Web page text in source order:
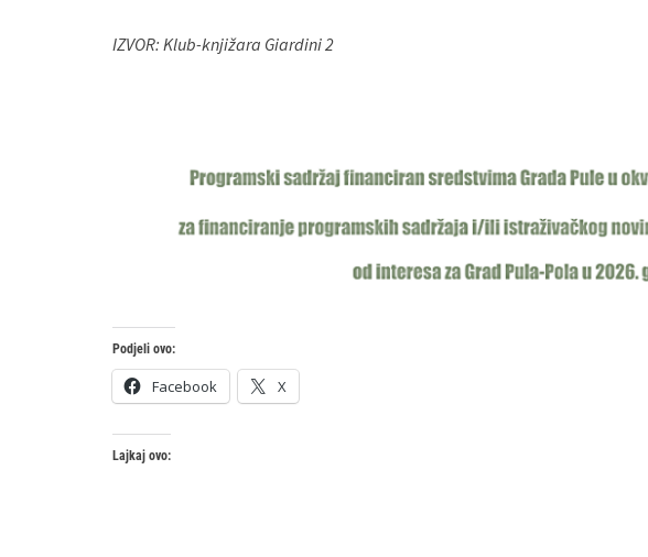
IZVOR: Klub‑knjižara Giardini 2
Podjeli ovo:
Facebook X
Lajkaj ovo: